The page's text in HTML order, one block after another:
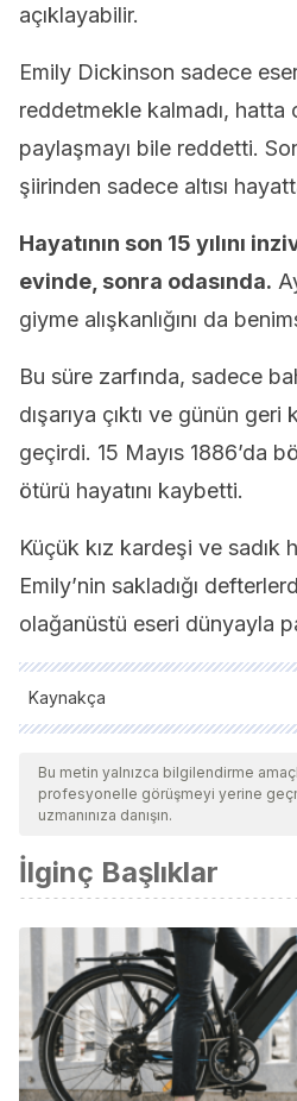
açıklayabilir.
Emily Dickinson sadece
reddetmekle kalmadı, hatta
paylaşmayı bile reddetti.
şiirinden sadece altısı
Hayatının son 15 yılını
evinde, sonra odasında.
giyme alışkanlığını da
Bu süre zarfında, sadece
dışarıya çıktı ve günün geri
geçirdi. 15 Mayıs 1886’da
ötürü hayatını kaybetti.
Küçük kız kardeşi ve sadık
Emily’nin sakladığı
olağanüstü eseri dünyayla
Kaynakça
Tüm alıntı yapılan kaynaklar,
güncelliklerini ve geçerliliklerini
tarafından derinlemesine
kabul edildi.
Chávez, F. E. (2007). El silencio
de dones i textualitat, (13), 61-68.
Bu metin yalnızca bilgilendirme
profesyonelle görüşmeyi yerine
uzmanınıza danışın.
İlginç Başlıklar